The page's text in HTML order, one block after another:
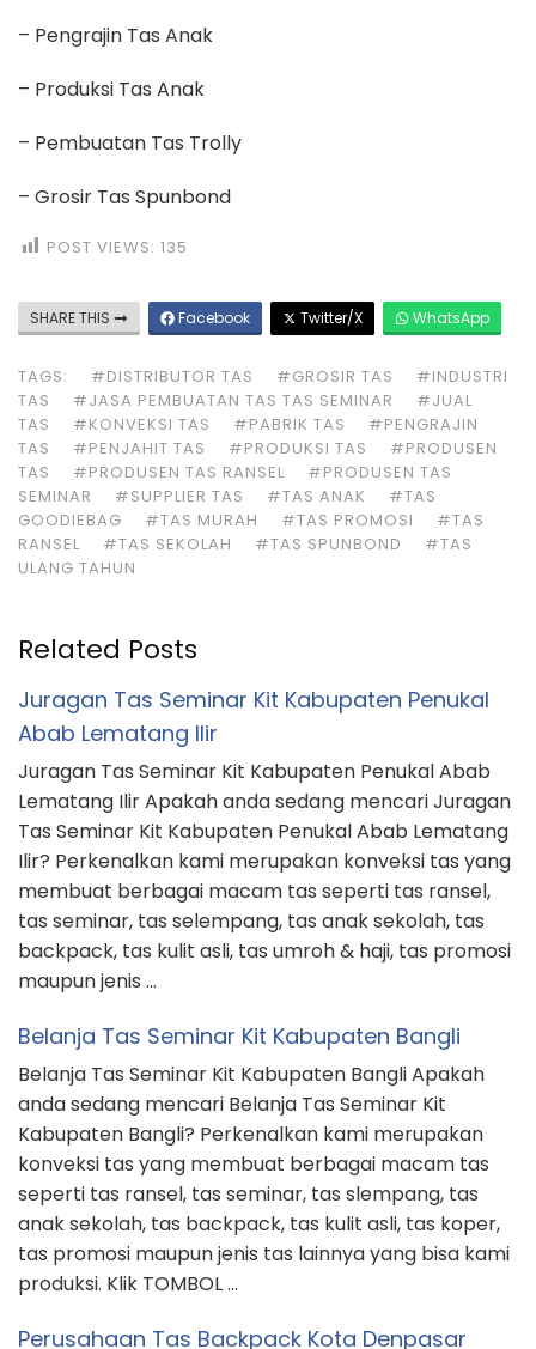
– Pengrajin Tas Anak
– Produksi Tas Anak
– Pembuatan Tas Trolly
– Grosir Tas Spunbond
POST VIEWS: 135
SHARE THIS Facebook Twitter/X WhatsApp
TAGS: #DISTRIBUTOR TAS #GROSIR TAS
#INDUSTRI
TAS
#JASA PEMBUATAN TAS TAS SEMINAR
#JUAL
TAS
#KONVEKSI TAS #PABRIK TAS
#PENGRAJIN
TAS
#PENJAHIT TAS #PRODUKSI TAS
#PRODUSEN
TAS
#PRODUSEN TAS RANSEL
#PRODUSEN TAS
SEMINAR
#SUPPLIER TAS #TAS ANAK
#TAS
GOODIEBAG
#TAS MURAH #TAS PROMOSI
#TAS
RANSEL
#TAS SEKOLAH #TAS SPUNBOND
#TAS
ULANG TAHUN
Related Posts
Juragan Tas Seminar Kit Kabupaten Penukal
Abab Lematang Ilir
Juragan Tas Seminar Kit Kabupaten Penukal Abab
Lematang Ilir Apakah anda sedang mencari Juragan
Tas Seminar Kit Kabupaten Penukal Abab Lematang
Ilir? Perkenalkan kami merupakan konveksi tas yang
membuat berbagai macam tas seperti tas ransel,
tas seminar, tas selempang, tas anak sekolah, tas
backpack, tas kulit asli, tas umroh & haji, tas promosi
maupun jenis …
Belanja Tas Seminar Kit Kabupaten Bangli
Belanja Tas Seminar Kit Kabupaten Bangli Apakah
anda sedang mencari Belanja Tas Seminar Kit
Kabupaten Bangli? Perkenalkan kami merupakan
konveksi tas yang membuat berbagai macam tas
seperti tas ransel, tas seminar, tas slempang, tas
anak sekolah, tas backpack, tas kulit asli, tas koper,
tas promosi maupun jenis tas lainnya yang bisa kami
produksi. Klik TOMBOL …
Perusahaan Tas Backpack Kota Denpasar